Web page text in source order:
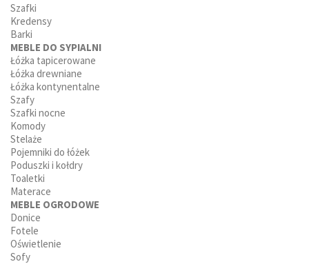
Szafki
Kredensy
Barki
MEBLE DO SYPIALNI
Łóżka tapicerowane
Łóżka drewniane
Łóżka kontynentalne
Szafy
Szafki nocne
Komody
Stelaże
Pojemniki do łóżek
Poduszki i kołdry
Toaletki
Materace
MEBLE OGRODOWE
Donice
Fotele
Oświetlenie
Sofy